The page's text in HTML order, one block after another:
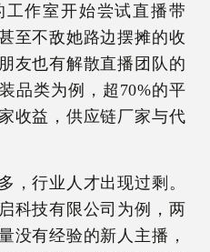
作室开始尝试直播带
至不敌她路边摆摊的收
友也有解散直播团队的
品类为例，超70%的平
收益，供应链厂家与代
，行业人才出现过剩。
科技有限公司为例，两
没有经验的新人主播，